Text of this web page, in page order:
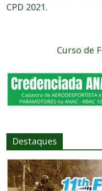
CPD 2021.
Curso de
Destaques